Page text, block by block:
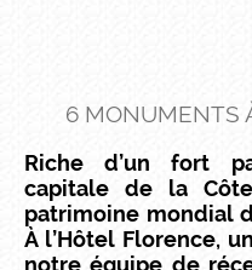
6 MONUMENTS
Riche d’un fort
capitale de la
patrimoine mondial
À l’Hôtel Florence,
notre équipe de